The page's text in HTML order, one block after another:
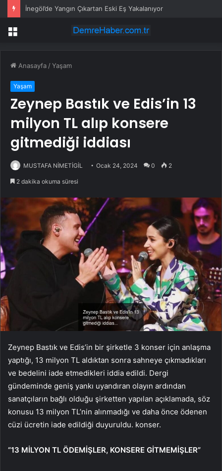
İnegöl’de Yangın Çıkartan Eski Eş Yakalanıyor
Menü
Anasayfa /Yaşam
Yaşam
Zeynep Bastık ve Edis’in 13
milyon TL alıp konsere
gitmediği iddiası
MUSTAFA NİMETİGİL Ocak 24, 2024 0 2
2 dakika okuma süresi
Zeynep Bastık ve Edis’in bir şirketle 3 konser için anlaşma
yaptığı, 13 milyon TL aldıktan sonra sahneye çıkmadıkları
ve bedelini iade etmedikleri iddia edildi. Dergi
gündeminde geniş yankı uyandıran olayın ardından
sanatçıların bağlı olduğu şirketten yapılan açıklamada, söz
konusu 13 milyon TL’nin alınmadığı ve daha önce ödenen
cüzi ücretin iade edildiği duyuruldu. konser.
“13 MİLYON TL ÖDEMİŞLER, KONSERE GİTMEMİŞLER”